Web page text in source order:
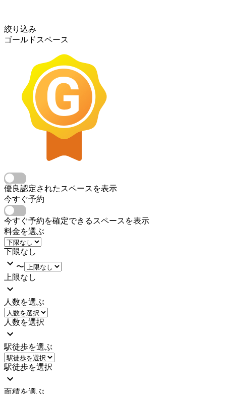
絞り込み
ゴールドスペース
優良認定されたスペースを表示
今すぐ予約
今すぐ予約を確定できるスペースを表示
料金を選ぶ
下限なし
〜
上限なし
人数を選ぶ
人数を選択
駅徒歩を選ぶ
駅徒歩を選択
面積を選ぶ